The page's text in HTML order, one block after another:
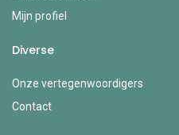
Mijn profiel
Diverse
Onze vertegenwoordigers
Contact